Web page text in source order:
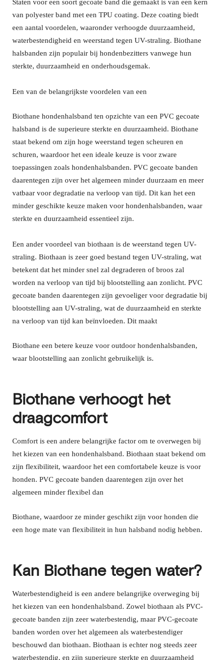
Staten voor een soort gecoate band die gemaakt is van een kern
van polyester band met een TPU coating. Deze coating biedt
een aantal voordelen, waaronder verhoogde duurzaamheid,
waterbestendigheid en weerstand tegen UV-straling. Biothane
halsbanden zijn populair bij hondenbezitters vanwege hun
sterkte, duurzaamheid en onderhoudsgemak.
Een van de belangrijkste voordelen van een
Biothane hondenhalsband ten opzichte van een PVC gecoate
halsband is de superieure sterkte en duurzaamheid. Biothane
staat bekend om zijn hoge weerstand tegen scheuren en
schuren, waardoor het een ideale keuze is voor zware
toepassingen zoals hondenhalsbanden. PVC gecoate banden
daarentegen zijn over het algemeen minder duurzaam en meer
vatbaar voor degradatie na verloop van tijd. Dit kan het een
minder geschikte keuze maken voor hondenhalsbanden, waar
sterkte en duurzaamheid essentieel zijn.
Een ander voordeel van biothaan is de weerstand tegen UV-
straling. Biothaan is zeer goed bestand tegen UV-straling, wat
betekent dat het minder snel zal degraderen of broos zal
worden na verloop van tijd bij blootstelling aan zonlicht. PVC
gecoate banden daarentegen zijn gevoeliger voor degradatie bij
blootstelling aan UV-straling, wat de duurzaamheid en sterkte
na verloop van tijd kan beïnvloeden. Dit maakt
Biothane een betere keuze voor outdoor hondenhalsbanden,
waar blootstelling aan zonlicht gebruikelijk is.
Biothane verhoogt het
draagcomfort
Comfort is een andere belangrijke factor om te overwegen bij
het kiezen van een hondenhalsband. Biothaan staat bekend om
zijn flexibiliteit, waardoor het een comfortabele keuze is voor
honden. PVC gecoate banden daarentegen zijn over het
algemeen minder flexibel dan
Biothane, waardoor ze minder geschikt zijn voor honden die
een hoge mate van flexibiliteit in hun halsband nodig hebben.
Kan Biothane tegen water?
Waterbestendigheid is een andere belangrijke overweging bij
het kiezen van een hondenhalsband. Zowel biothaan als PVC-
gecoate banden zijn zeer waterbestendig, maar PVC-gecoate
banden worden over het algemeen als waterbestendiger
beschouwd dan biothaan. Biothaan is echter nog steeds zeer
waterbestendig, en zijn superieure sterkte en duurzaamheid